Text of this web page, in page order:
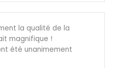
la qualité de la
magnifique !
été unanimement